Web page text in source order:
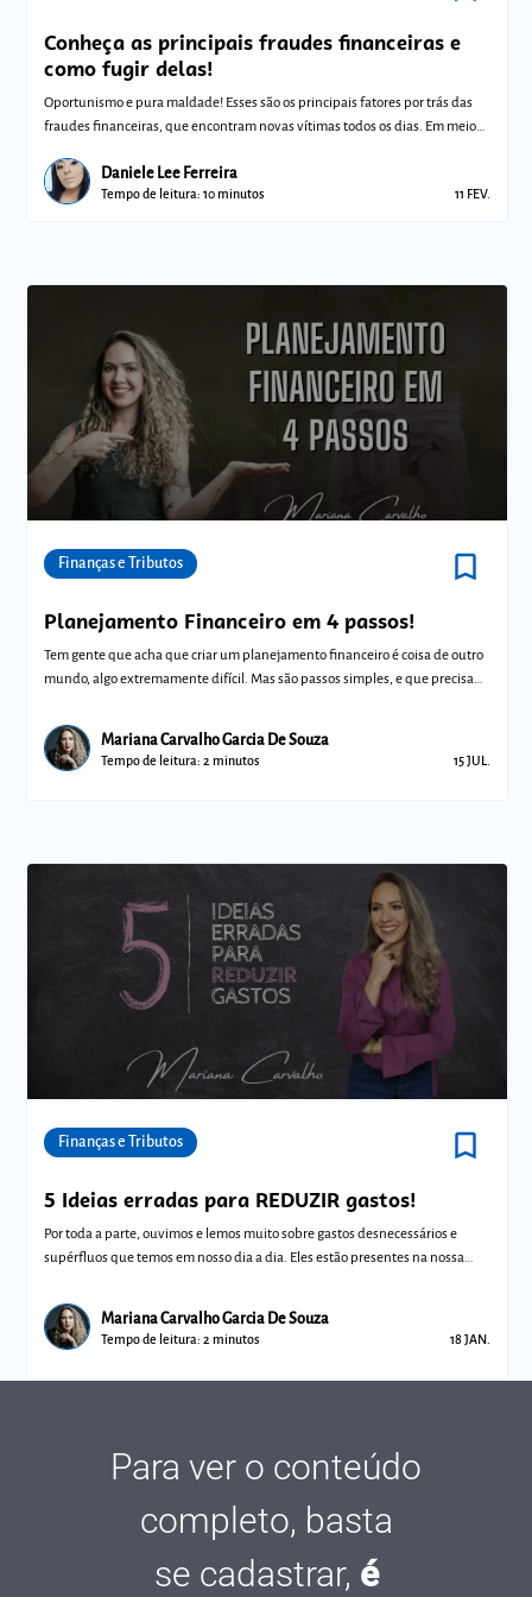
Conheça as principais fraudes financeiras e
como fugir delas!
Oportunismo e pura maldade! Esses são os principais fatores por trás das
fraudes financeiras, que encontram novas vítimas todos os dias. Em meio
Daniele Lee Ferreira
Tempo de leitura: 10 minutos 11 FEV.
Finanças e Tributos bookmark_border
Planejamento Financeiro em 4 passos!
Tem gente que acha que criar um planejamento financeiro é coisa de outro
mundo, algo extremamente difícil. Mas são passos simples, e que precisam
Mariana Carvalho Garcia De Souza
Tempo de leitura: 2 minutos 15 JUL.
Finanças e Tributos bookmark_border
5 Ideias erradas para REDUZIR gastos!
Por toda a parte, ouvimos e lemos muito sobre gastos desnecessários e
supérfluos que temos em nosso dia a dia. Eles estão presentes na nossa
Mariana Carvalho Garcia De Souza
Tempo de leitura: 2 minutos 18 JAN.
Para ver o conteúdo
completo, basta
se cadastrar, é